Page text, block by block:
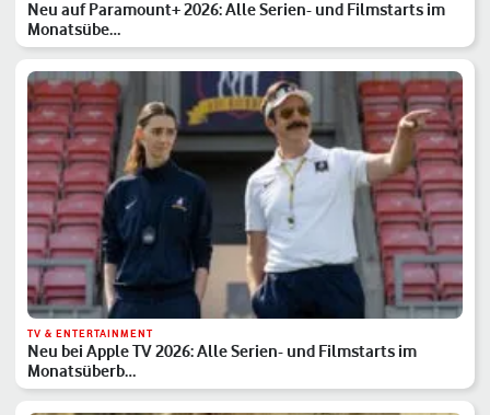
Neu auf Paramount+ 2026: Alle Serien- und Filmstarts im
Monatsübe…
TV & ENTERTAINMENT
Neu bei Apple TV 2026: Alle Serien- und Filmstarts im
Monatsüberb…